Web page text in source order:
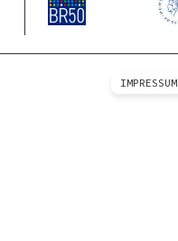
IMPRESSUM